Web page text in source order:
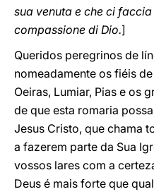
sua venuta e che ci
compassione di Dio.]
Queridos peregrinos de
nomeadamente os fiéis
Oeiras, Lumiar, Pias e os
de que esta romaria
Jesus Cristo, que chama
a fazerem parte da Sua
vossos lares com a
Deus é mais forte que